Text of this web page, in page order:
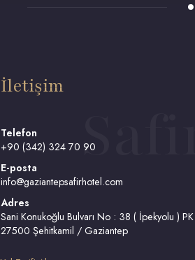
İletişim
Telefon
+90 (342) 324 70 90
E-posta
info@gaziantepsafirhotel.com
Adres
Sani Konukoğlu Bulvarı No : 38 ( İpekyolu ) PK:
27500 Şehitkamil / Gaziantep